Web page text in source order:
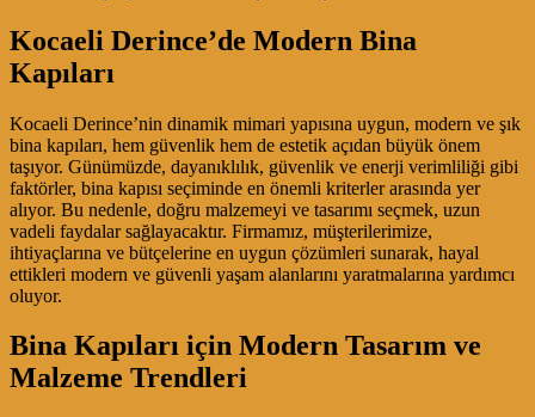
Kocaeli Derince’de Modern Bina
Kapıları
Kocaeli Derince’nin dinamik mimari yapısına uygun, modern ve şık
bina kapıları, hem güvenlik hem de estetik açıdan büyük önem
taşıyor. Günümüzde, dayanıklılık, güvenlik ve enerji verimliliği gibi
faktörler, bina kapısı seçiminde en önemli kriterler arasında yer
alıyor. Bu nedenle, doğru malzemeyi ve tasarımı seçmek, uzun
vadeli faydalar sağlayacaktır. Firmamız, müşterilerimize,
ihtiyaçlarına ve bütçelerine en uygun çözümleri sunarak, hayal
ettikleri modern ve güvenli yaşam alanlarını yaratmalarına yardımcı
oluyor.
Bina Kapıları için Modern Tasarım ve
Malzeme Trendleri